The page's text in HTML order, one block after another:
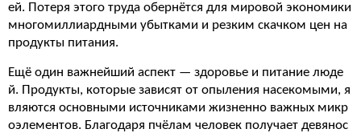
ей. Потеря этого труда обернётся для мировой экономики
многомиллиардными убытками и резким скачком цен на
продукты питания.
Ещё один важнейший аспект — здоровье и питание люде
й. Продукты, которые зависят от опыления насекомыми, я
вляются основными источниками жизненно важных микр
оэлементов. Благодаря пчёлам человек получает девянос